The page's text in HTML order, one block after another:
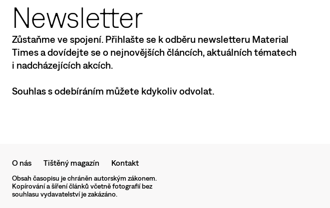
Newsletter
Zůstaňme ve spojení. Přihlašte se k odběru newsletteru Material
Times a dovídejte se o nejnovějších článcích, aktuálních tématech
i nadcházejících akcích.
Souhlas s odebíráním můžete kdykoliv odvolat.
O nás Tištěný magazín Kontakt
Obsah časopisu je chráněn autorským zákonem.
Kopírování a šíření článků včetně fotografií bez
souhlasu vydavatelství je zakázáno.